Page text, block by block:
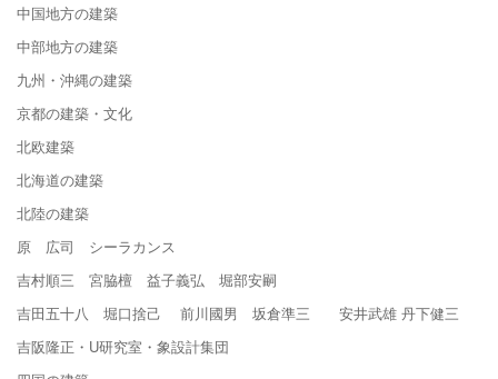
中国地方の建築
中部地方の建築
九州・沖縄の建築
京都の建築・文化
北欧建築
北海道の建築
北陸の建築
原 広司 シーラカンス
吉村順三 宮脇檀 益子義弘 堀部安嗣
吉田五十八 堀口捨己 前川國男 坂倉準三 安井武雄 丹下健三
吉阪隆正・U研究室・象設計集団